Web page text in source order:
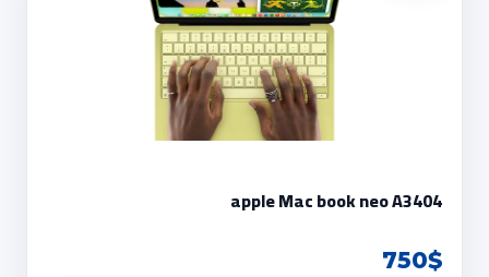
apple Mac book neo A3404
750$